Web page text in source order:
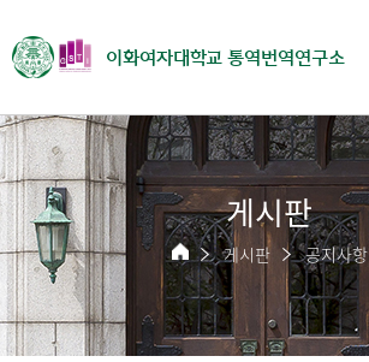
이화여자대학교 통역번역연구소
게시판
게시판 공지사항